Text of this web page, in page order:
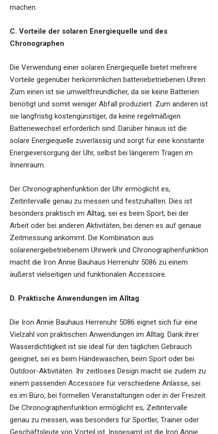
machen.
C. Vorteile der solaren Energiequelle und des
Chronographen
Die Verwendung einer solaren Energiequelle bietet mehrere
Vorteile gegenüber herkömmlichen batteriebetriebenen Uhren.
Zum einen ist sie umweltfreundlicher, da sie keine Batterien
benötigt und somit weniger Abfall produziert. Zum anderen ist
sie langfristig kostengünstiger, da keine regelmäßigen
Batteriewechsel erforderlich sind. Darüber hinaus ist die
solare Energiequelle zuverlässig und sorgt für eine konstante
Energieversorgung der Uhr, selbst bei längerem Tragen im
Innenraum.
Der Chronographenfunktion der Uhr ermöglicht es,
Zeitintervalle genau zu messen und festzuhalten. Dies ist
besonders praktisch im Alltag, sei es beim Sport, bei der
Arbeit oder bei anderen Aktivitäten, bei denen es auf genaue
Zeitmessung ankommt. Die Kombination aus
solarenergiebetriebenem Uhrwerk und Chronographenfunktion
macht die Iron Annie Bauhaus Herrenuhr 5086 zu einem
äußerst vielseitigen und funktionalen Accessoire.
D. Praktische Anwendungen im Alltag
Die Iron Annie Bauhaus Herrenuhr 5086 eignet sich für eine
Vielzahl von praktischen Anwendungen im Alltag. Dank ihrer
Wasserdichtigkeit ist sie ideal für den täglichen Gebrauch
geeignet, sei es beim Händewaschen, beim Sport oder bei
Outdoor-Aktivitäten. Ihr zeitloses Design macht sie zudem zu
einem passenden Accessoire für verschiedene Anlässe, sei
es im Büro, bei formellen Veranstaltungen oder in der Freizeit.
Die Chronographenfunktion ermöglicht es, Zeitintervalle
genau zu messen, was besonders für Sportler, Trainer oder
Geschäftsleute von Vorteil ist. Insgesamt ist die Iron Annie